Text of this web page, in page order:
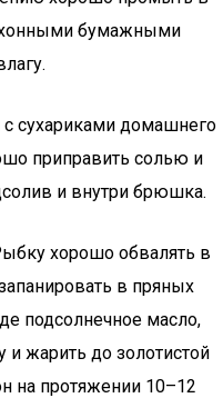
бумажными
сухариками домашнего
приправить солью и
и внутри брюшка.
хорошо обвалять в
в пряных
подсолнечное масло,
жарить до золотистой
на протяжении 10–12